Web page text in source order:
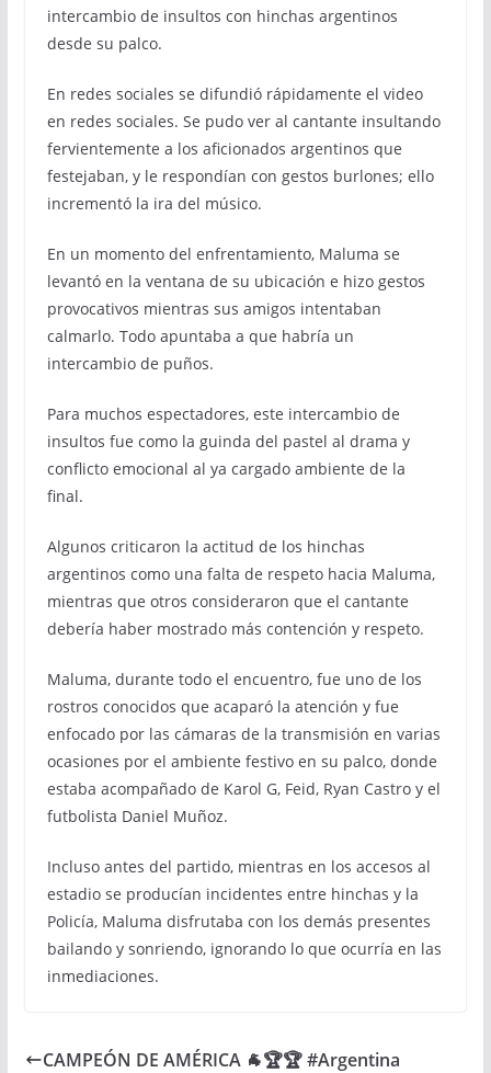
intercambio de insultos con hinchas argentinos
desde su palco.
En redes sociales se difundió rápidamente el video
en redes sociales. Se pudo ver al cantante insultando
fervientemente a los aficionados argentinos que
festejaban, y le respondían con gestos burlones; ello
incrementó la ira del músico.
En un momento del enfrentamiento, Maluma se
levantó en la ventana de su ubicación e hizo gestos
provocativos mientras sus amigos intentaban
calmarlo. Todo apuntaba a que habría un
intercambio de puños.
Para muchos espectadores, este intercambio de
insultos fue como la guinda del pastel al drama y
conflicto emocional al ya cargado ambiente de la
final.
Algunos criticaron la actitud de los hinchas
argentinos como una falta de respeto hacia Maluma,
mientras que otros consideraron que el cantante
debería haber mostrado más contención y respeto.
Maluma, durante todo el encuentro, fue uno de los
rostros conocidos que acaparó la atención y fue
enfocado por las cámaras de la transmisión en varias
ocasiones por el ambiente festivo en su palco, donde
estaba acompañado de Karol G, Feid, Ryan Castro y el
futbolista Daniel Muñoz.
Incluso antes del partido, mientras en los accesos al
estadio se producían incidentes entre hinchas y la
Policía, Maluma disfrutaba con los demás presentes
bailando y sonriendo, ignorando lo que ocurría en las
inmediaciones.
CAMPEÓN DE AMÉRICA 🐐🏆🏆 #Argentina